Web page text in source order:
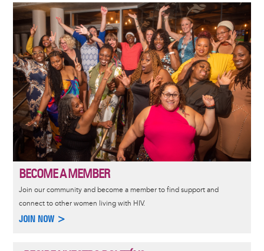
Image
BECOME A MEMBER
Join our community and become a member to find support and
connect to other women living with HIV.
JOIN NOW >